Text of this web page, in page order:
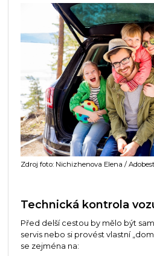
Zdroj foto: Nichizhenova Elena /
Technická kontrola
Před delší cestou by mělo být
servis nebo si provést vlastní
se zejména na: